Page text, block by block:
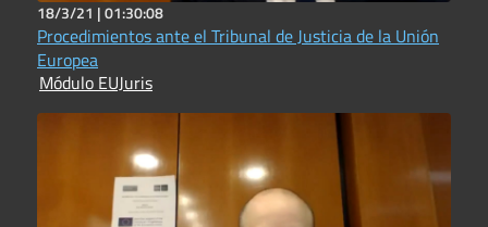
18/3/21 |01:30:08
Procedimientos ante el Tribunal de Justicia de la Unión
Europea
Módulo EUJuris